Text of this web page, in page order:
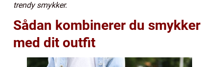
trendy smykker.
Sådan kombinerer du smykker
med dit outfit